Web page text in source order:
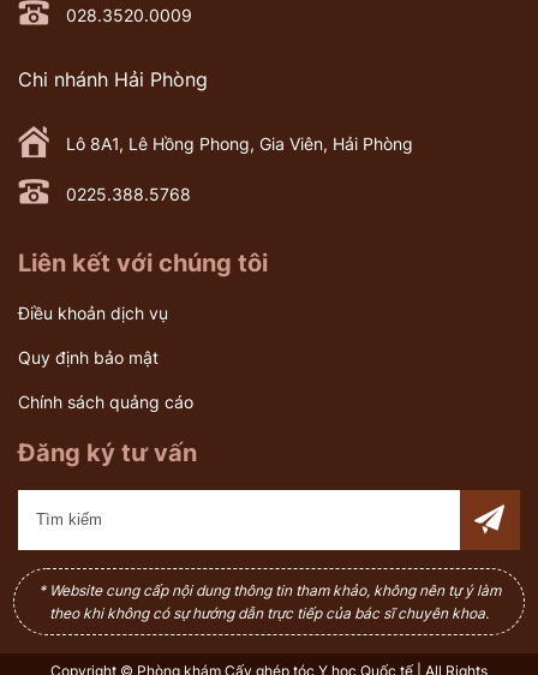
028.3520.0009
Chi nhánh Hải Phòng
Lô 8A1, Lê Hồng Phong, Gia Viên, Hải Phòng
0225.388.5768
Liên kết với chúng tôi
Điều khoản dịch vụ
Quy định bảo mật
Chính sách quảng cáo
Đăng ký tư vấn
* Website cung cấp nội dung thông tin tham khảo, không nên tự ý làm
theo khi không có sự hướng dẫn trực tiếp của bác sĩ chuyên khoa.
Copyright © Phòng khám Cấy ghép tóc Y học Quốc tế | All Rights